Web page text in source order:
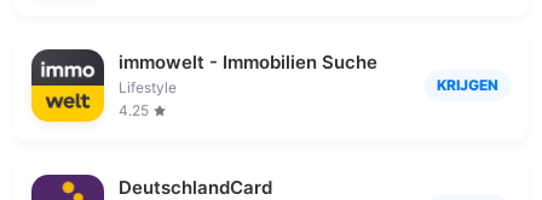
immowelt - Immobilien Suche
Lifestyle
4.25
KRIJGEN
DeutschlandCard